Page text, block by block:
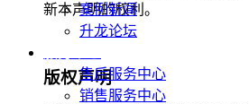
案例新闻
升龙论坛
售后服务中心
销售服务中心
新本声明的权利。
版权声明